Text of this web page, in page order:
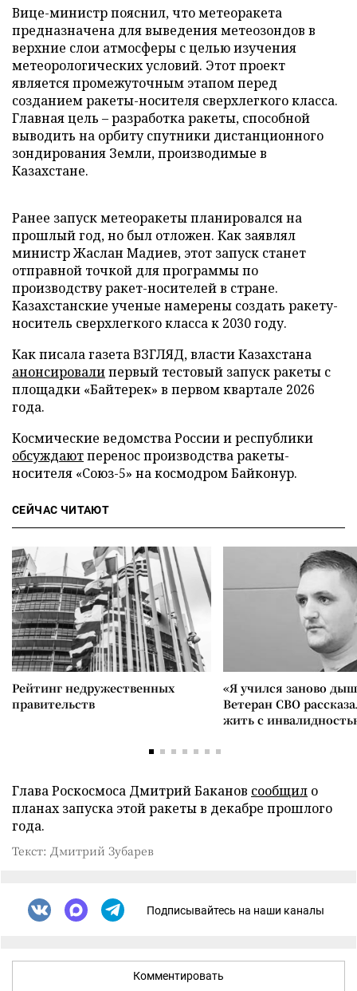
Вице-министр пояснил, что метеоракета
предназначена для выведения метеозондов в
верхние слои атмосферы с целью изучения
метеорологических условий. Этот проект
является промежуточным этапом перед
созданием ракеты-носителя сверхлегкого класса.
Главная цель – разработка ракеты, способной
выводить на орбиту спутники дистанционного
зондирования Земли, производимые в
Казахстане.
Ранее запуск метеоракеты планировался на
прошлый год, но был отложен. Как заявлял
министр Жаслан Мадиев, этот запуск станет
отправной точкой для программы по
производству ракет-носителей в стране.
Казахстанские ученые намерены создать ракету-
носитель сверхлегкого класса к 2030 году.
Как писала газета ВЗГЛЯД, власти Казахстана
анонсировалипервый тестовый запуск ракеты с
площадки «Байтерек» в первом квартале 2026
года.
Космические ведомства России и республики
обсуждаютперенос производства ракеты-
носителя «Союз-5» на космодром Байконур.
СЕЙЧАС ЧИТАЮТ
Рейтинг недружественных
правительств
«Я учился заново
Ветеран СВО
жить с
Глава Роскосмоса Дмитрий Баканов сообщил о
планах запуска этой ракеты в декабре прошлого
года.
Текст: Дмитрий Зубарев
Подписывайтесь на наши каналы
Комментировать